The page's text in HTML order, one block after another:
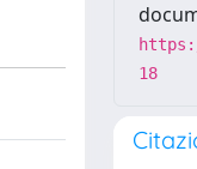
18